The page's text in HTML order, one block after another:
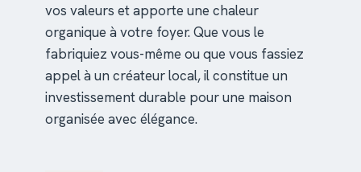
vos valeurs et apporte une chaleur
organique à votre foyer. Que vous le
fabriquiez vous-même ou que vous fassiez
appel à un créateur local, il constitue un
investissement durable pour une maison
organisée avec élégance.